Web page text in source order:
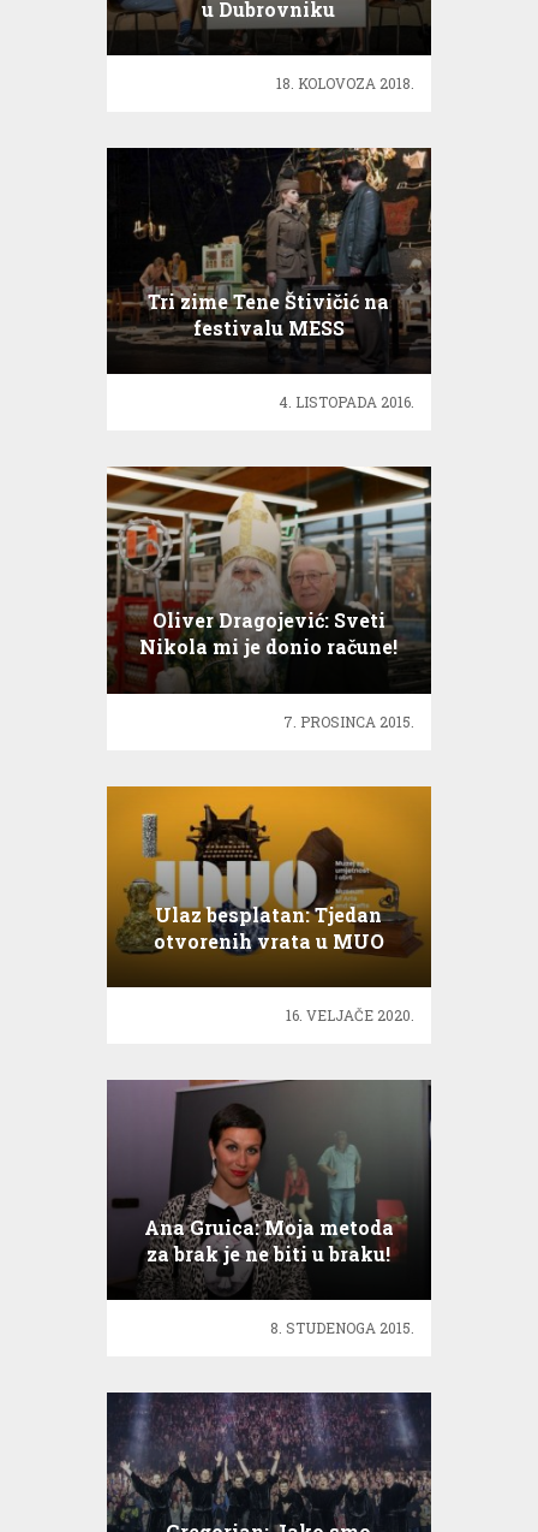
u Dubrovniku
18. KOLOVOZA 2018.
Tri zime Tene Štivičić na
festivalu MESS
4. LISTOPADA 2016.
Oliver Dragojević: Sveti
Nikola mi je donio račune!
7. PROSINCA 2015.
Ulaz besplatan: Tjedan
otvorenih vrata u MUO
16. VELJAČE 2020.
Ana Gruica: Moja metoda
za brak je ne biti u braku!
8. STUDENOGA 2015.